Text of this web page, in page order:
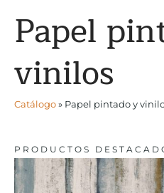
Papel
vinilos
Catálogo» Papel pintado y
PRODUCTOS